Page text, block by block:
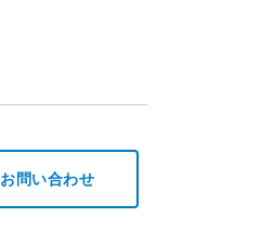
お問い合わせ